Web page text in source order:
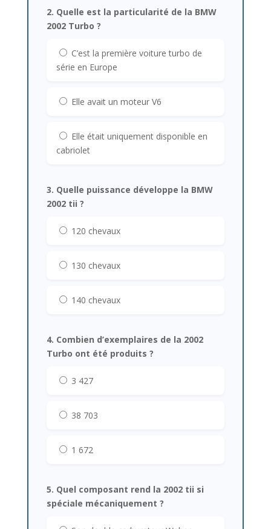
2. Quelle est la particularité de la BMW
2002 Turbo ?
C’est la première voiture turbo de
série en Europe
Elle avait un moteur V6
Elle était uniquement disponible en
cabriolet
3. Quelle puissance développe la BMW
2002 tii ?
120 chevaux
130 chevaux
140 chevaux
4. Combien d’exemplaires de la 2002
Turbo ont été produits ?
3 427
38 703
1 672
5. Quel composant rend la 2002 tii si
spéciale mécaniquement ?